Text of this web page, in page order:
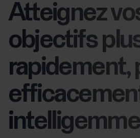
Atteignez
objectifs
rapidement,